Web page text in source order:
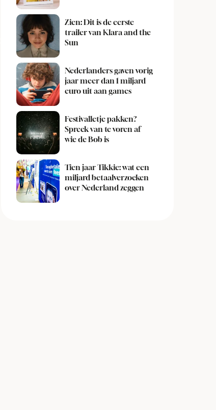
Zien: Dit is de eerste
trailer van Klara and the
Sun
Nederlanders gaven vorig
jaar meer dan 1 miljard
euro uit aan games
Festivalletje pakken?
Spreek van te voren af
wie de Bob is
Tien jaar Tikkie: wat een
miljard betaalverzoeken
over Nederland zeggen